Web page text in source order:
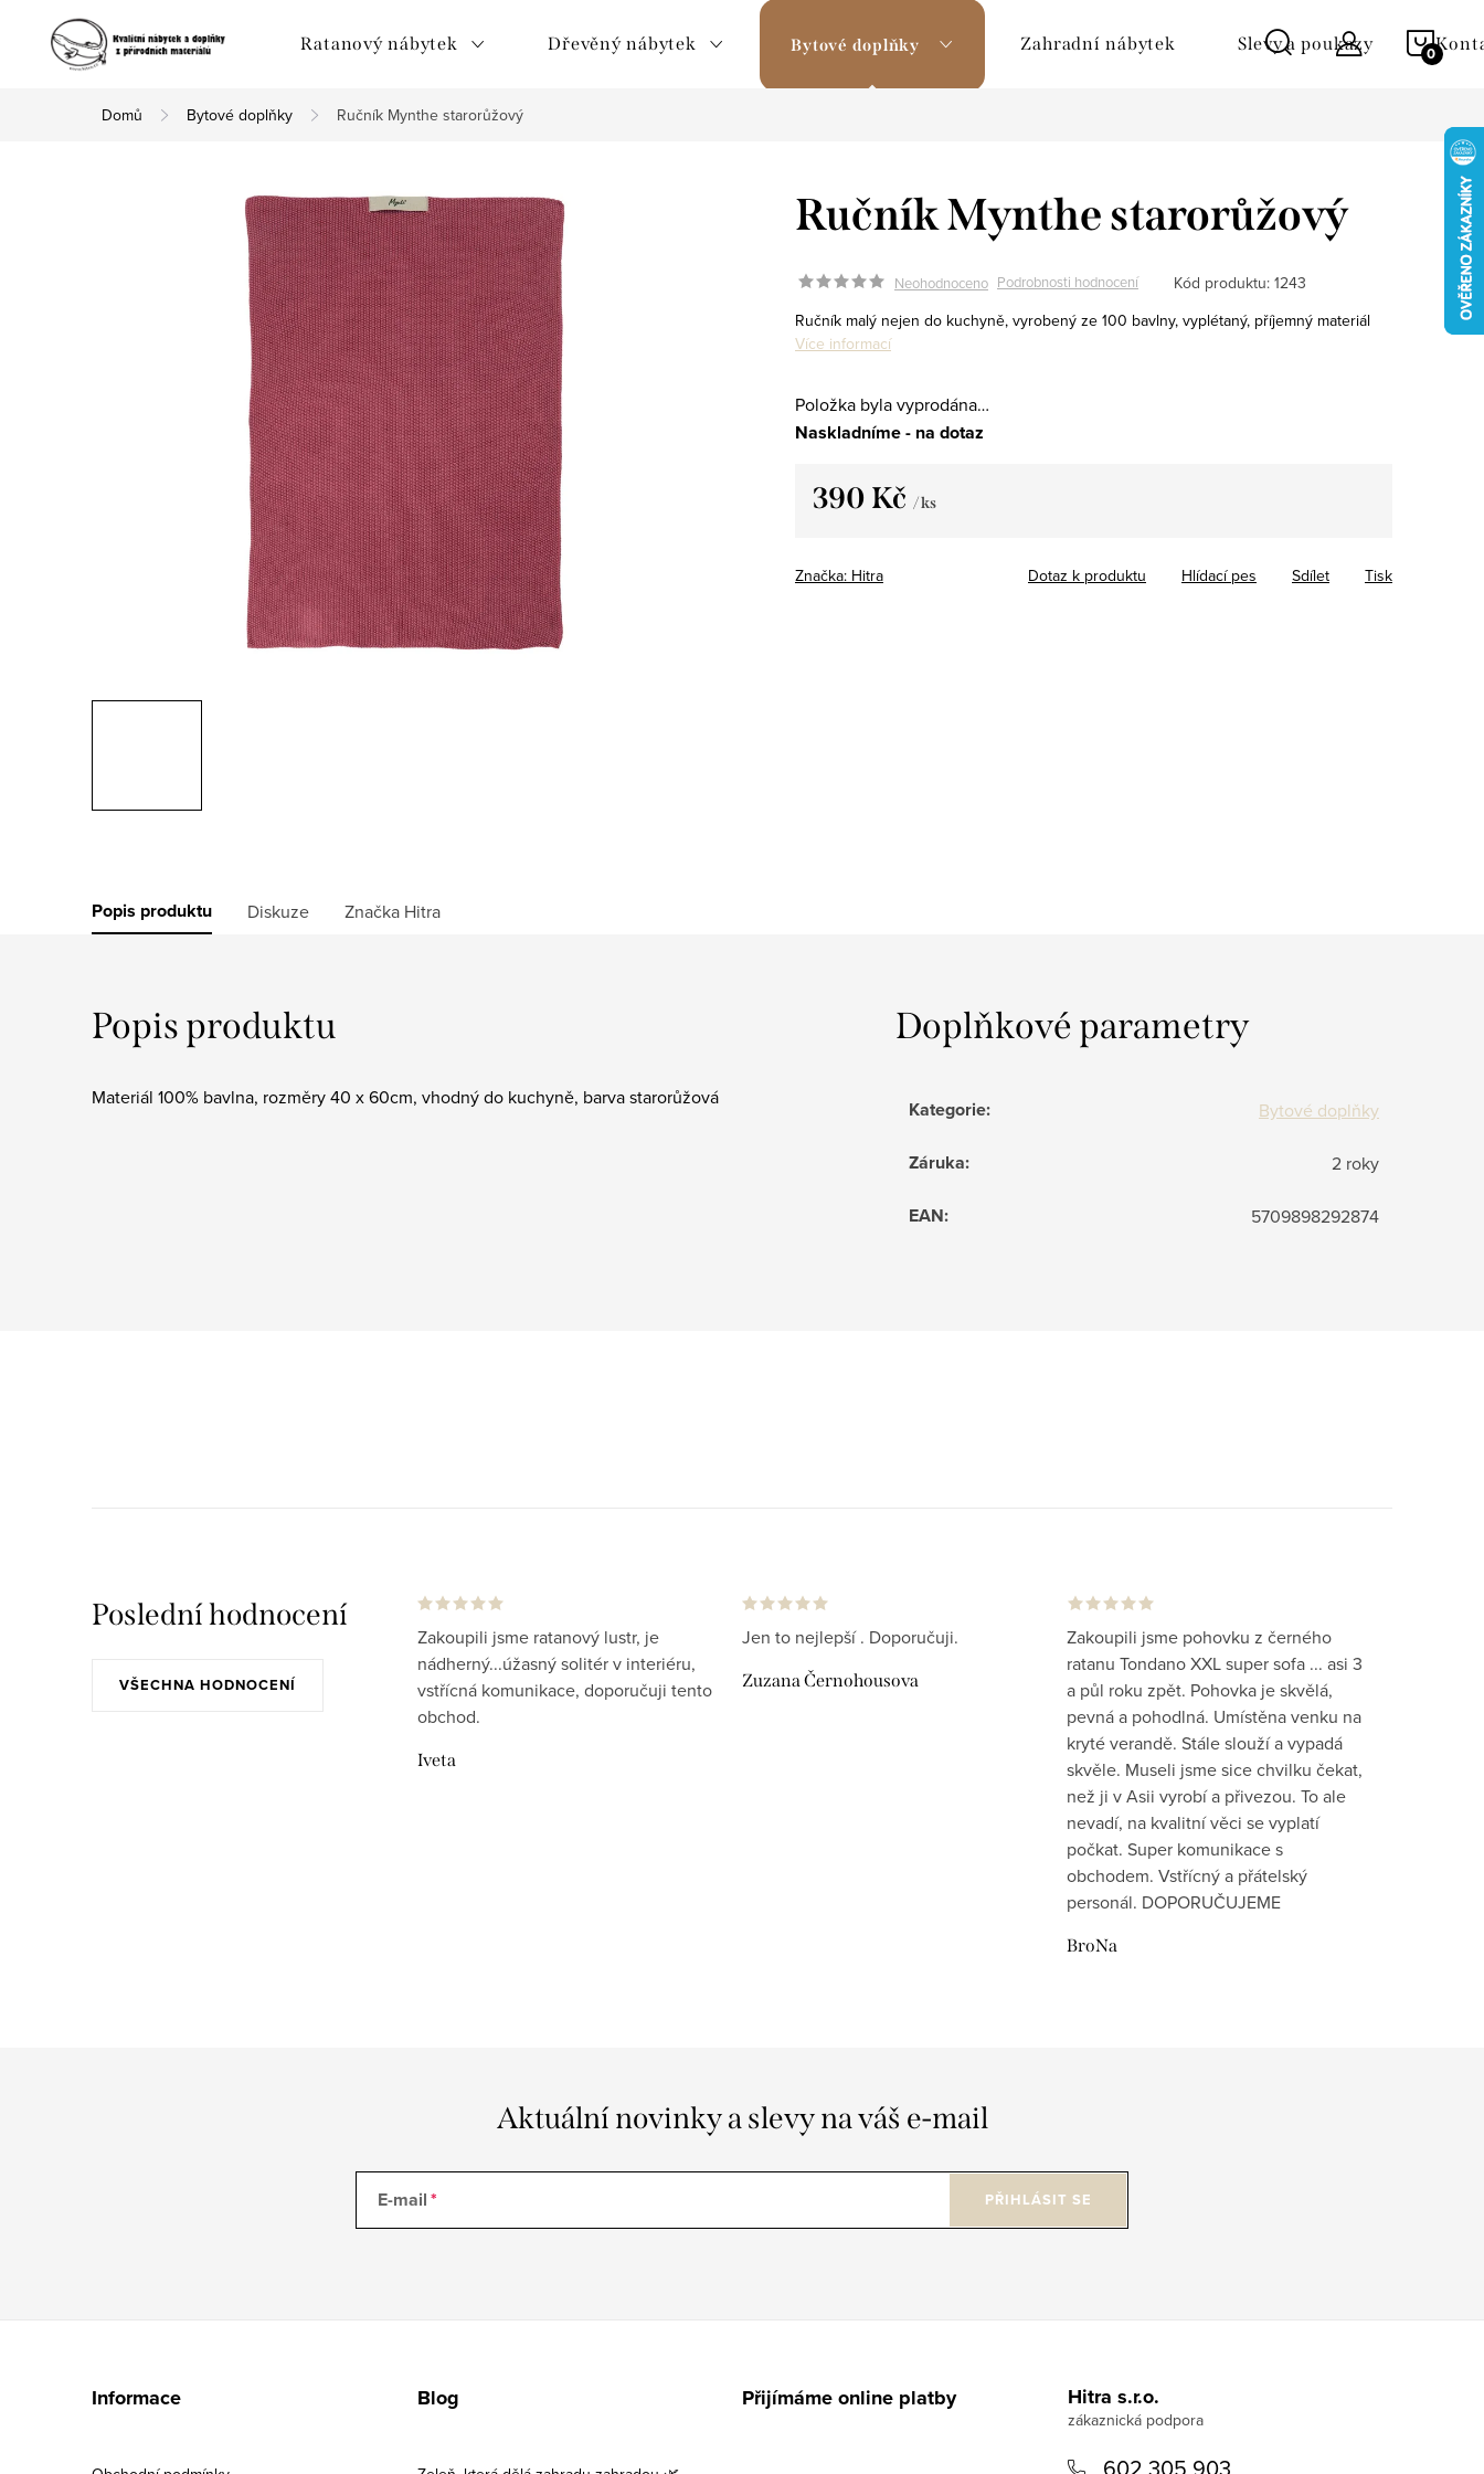
Ratanový nábytek Dřevěný nábytek Bytové doplňky Zahradní nábytek Slevy a poukazy
Domů Bytové doplňky Ručník Mynthe starorůžový
Ručník Mynthe starorůžový
Neohodnoceno Podrobnosti hodnocení Kód produktu: 1243
Ručník malý nejen do kuchyně, vyrobený ze 100 bavlny, vyplétaný, příjemný materiál
Více informací
Položka byla vyprodána…
Naskladníme - na dotaz
390 Kč / ks
Značka: Hitra Tisk
Dotaz k produktu Hlídací pes Sdílet
Popis produktu Diskuze Značka Hitra
Popis produktu
Materiál 100% bavlna, rozměry 40 x 60cm, vhodný do kuchyně, barva starorůžová
Doplňkové parametry
Kategorie: Bytové doplňky
Záruka: 2 roky
EAN: 5709898292874
Poslední hodnocení
VŠECHNA HODNOCENÍ
Zakoupili jsme ratanový lustr, je
nádherný...úžasný solitér v interiéru,
vstřícná komunikace, doporučuji tento
obchod.
Iveta
Jen to nejlepší . Doporučuji.
Zuzana Černohousova
Zakoupili jsme pohovku z černého
ratanu Tondano XXL super sofa ... asi 3
a půl roku zpět. Pohovka je skvělá,
pevná a pohodlná. Umístěna venku na
kryté verandě. Stále slouží a vypadá
skvěle. Museli jsme sice chvilku čekat,
než ji v Asii vyrobí a přivezou. To ale
nevadí, na kvalitní věci se vyplatí
počkat. Super komunikace s
obchodem. Vstřícný a přátelský
personál. DOPORUČUJEME
BroNa
Aktuální novinky a slevy na váš e-mail
E-mail PŘIHLÁSIT SE
Informace Blog Přijímáme online platby Hitra s.r.o.